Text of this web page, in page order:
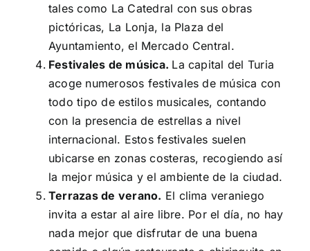
tales como La Catedral con sus obras
pictóricas, La Lonja, la Plaza del
Ayuntamiento, el Mercado Central.
Festivales de música. La capital del Turia
acoge numerosos festivales de música con
todo tipo de estilos musicales, contando
con la presencia de estrellas a nivel
internacional. Estos festivales suelen
ubicarse en zonas costeras, recogiendo así
la mejor música y el ambiente de la ciudad.
Terrazas de verano. El clima veraniego
invita a estar al aire libre. Por el día, no hay
nada mejor que disfrutar de una buena